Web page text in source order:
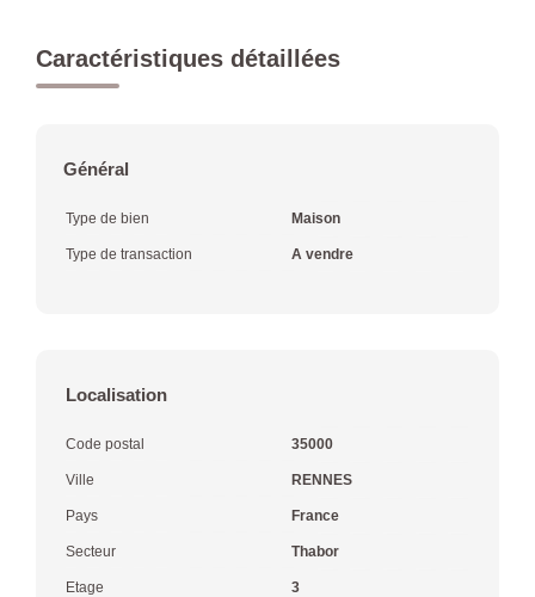
Caractéristiques détaillées
Général
Type de bien Maison
Type de transaction A vendre
Localisation
Code postal 35000
Ville RENNES
Pays France
Secteur Thabor
Etage 3